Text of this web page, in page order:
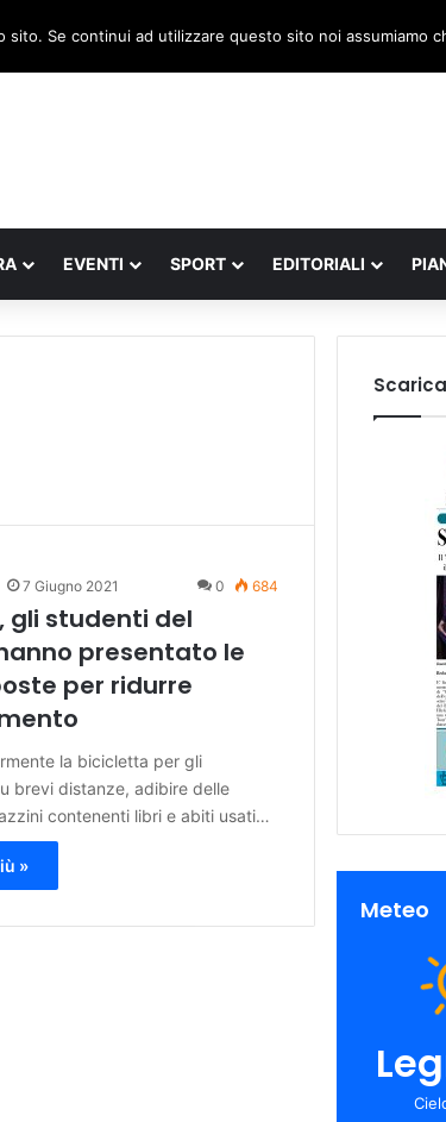
EVENTI SPORT EDITORIALI
7 Giugno 2021 0 684
gli studenti del
presentato le
per ridurre
la bicicletta per gli
brevi distanze, adibire delle
contenenti libri e abiti usati…
»
Meteo
Se continui ad utilizzare questo sito noi assumiamo